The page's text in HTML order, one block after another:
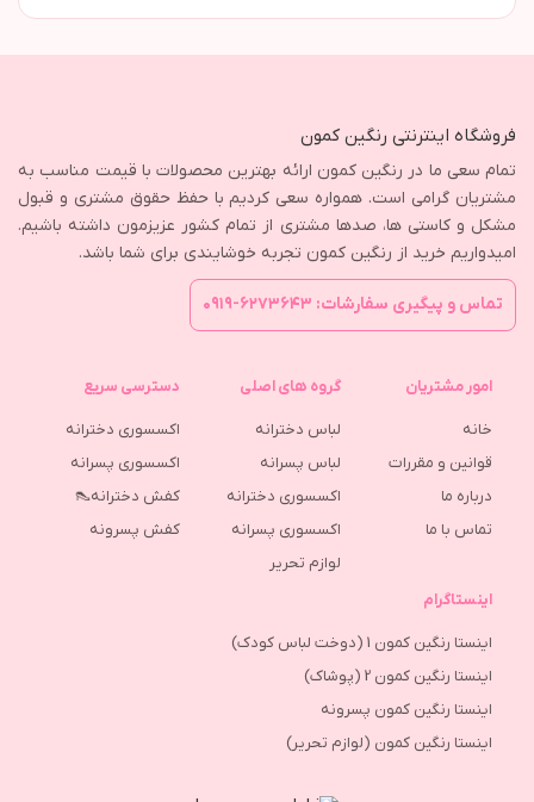
فروشگاه اینترنتی رنگین کمون
تمام سعی ما در رنگین کمون ارائه بهترین محصولات با قیمت مناسب به
مشتریان گرامی است. همواره سعی کردیم با حفظ حقوق مشتری و قبول
مشکل و کاستی ها، صدها مشتری از تمام کشور عزیزمون داشته باشیم.
امیدواریم خرید از رنگین کمون تجربه خوشایندی برای شما باشد.
تماس و پیگیری سفارشات: ۶۲۷۳۶۴۳-۰۹۱۹
امور مشتریان
خانه
قوانین و مقررات
درباره ما
تماس با ما
گروه های اصلی
لباس دخترانه
لباس پسرانه
اکسسوری دخترانه
اکسسوری پسرانه
لوازم تحریر
دسترسی سریع
اکسسوری دخترانه
اکسسوری پسرانه
کفش دخترانه👠
كفش پسرونه
اینستاگرام
اینستا رنگین کمون 1 (دوخت لباس کودک)
اینستا رنگین کمون 2 (پوشاک)
اینستا رنگین کمون پسرونه
اینستا رنگین کمون (لوازم تحریر)